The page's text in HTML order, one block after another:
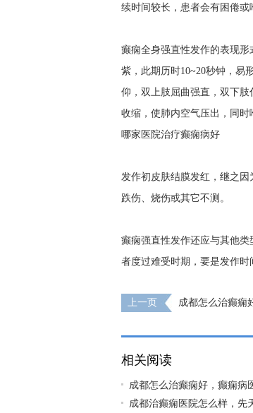
续时间较长，患者会有困倦或
癫痫全身强直性发作的表现
紫，此期历时10~20秒钟，易
仰，双上肢屈曲强直，双下
收缩，使肺内空气压出，同时
哪家医院治疗癫痫病好
发作初皮肤结膜发红，继之
跌伤、烧伤或其它不测。
癫痫强直性发作还应与其他
者度过难受时期，要是发作时
上一页
成都怎么治癫痫
相关阅读
成都怎么治癫痫好，癫痫病
成都治癫痫医院怎么样，先